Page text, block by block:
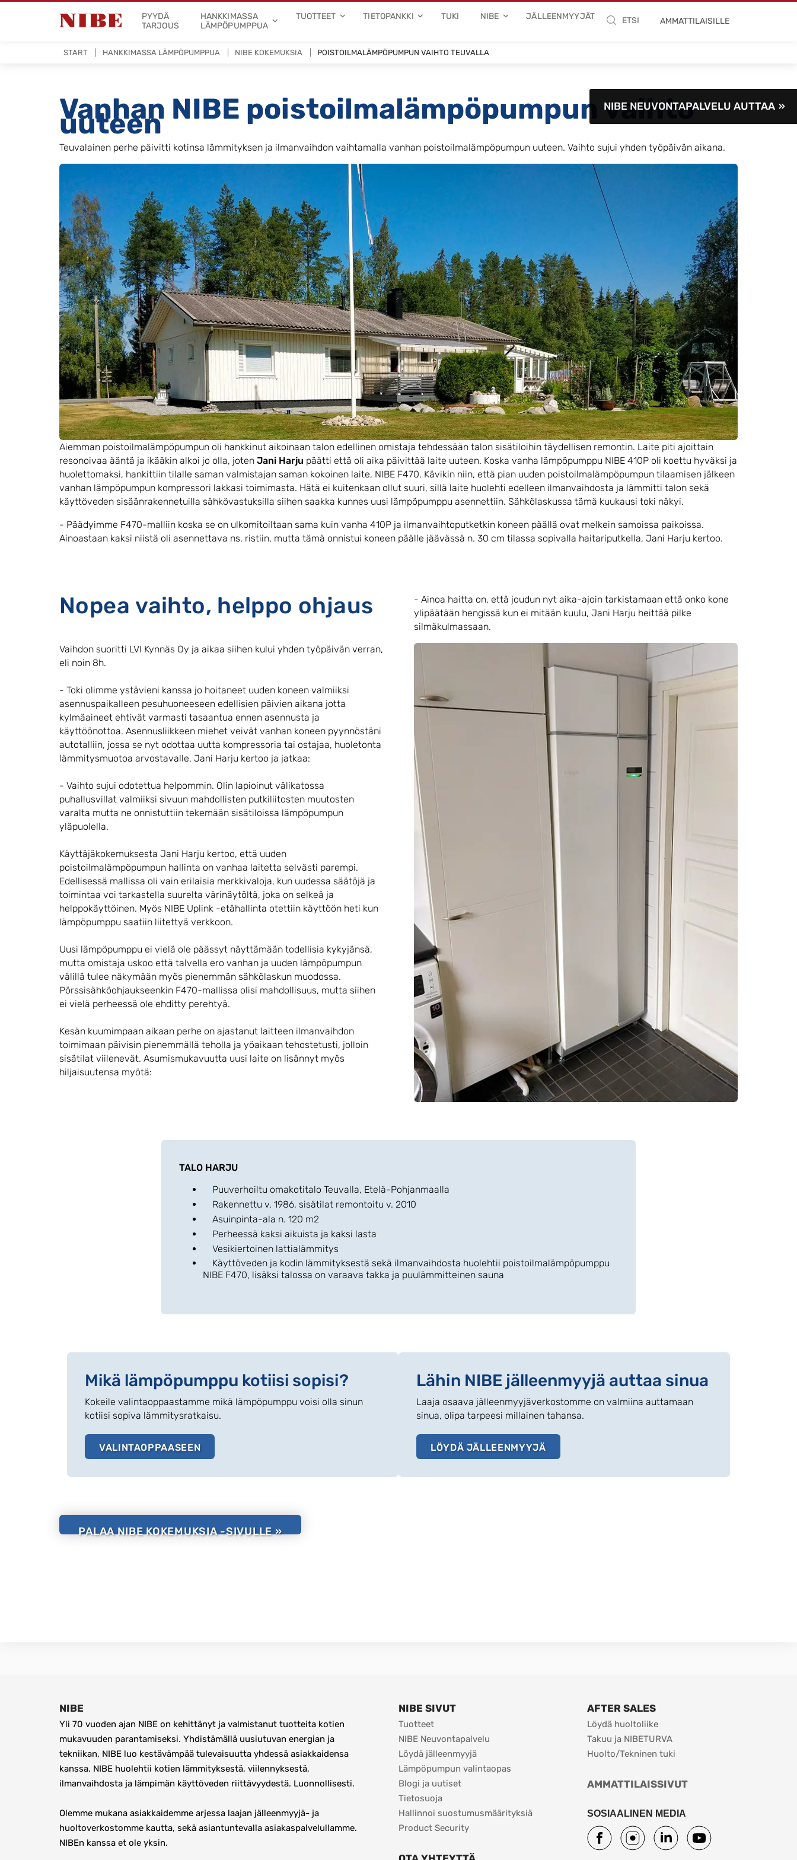
PYYDÄ
TARJOUS
HANKKIMASSA
LÄMPÖPUMPPUA
TUOTTEET TIETOPANKKI TUKI NIBE JÄLLEENMYYJÄT ETSI AMMATTILAISILLE
START HANKKIMASSA LÄMPÖPUMPPUA NIBE KOKEMUKSIA POISTOILMALÄMPÖPUMPUN VAIHTO TEUVALLA
NIBE NEUVONTAPALVELU AUTTAA
Vanhan NIBE poistoilmalämpöpumpun vaihto
uuteen
Teuvalainen perhe päivitti kotinsa lämmityksen ja ilmanvaihdon vaihtamalla vanhan poistoilmalämpöpumpun uuteen. Vaihto sujui yhden työpäivän aikana.
Aiemman poistoilmalämpöpumpun oli hankkinut aikoinaan talon edellinen omistaja tehdessään talon sisätiloihin täydellisen remontin. Laite piti ajoittain
resonoivaa ääntä ja ikääkin alkoi jo olla, joten Jani Harju päätti että oli aika päivittää laite uuteen. Koska vanha lämpöpumppu NIBE 410P oli koettu hyväksi ja
huolettomaksi, hankittiin tilalle saman valmistajan saman kokoinen laite, NIBE F470. Kävikin niin, että pian uuden poistoilmalämpöpumpun tilaamisen jälkeen
vanhan lämpöpumpun kompressori lakkasi toimimasta. Hätä ei kuitenkaan ollut suuri, sillä laite huolehti edelleen ilmanvaihdosta ja lämmitti talon sekä
käyttöveden sisäänrakennetuilla sähkövastuksilla siihen saakka kunnes uusi lämpöpumppu asennettiin. Sähkölaskussa tämä kuukausi toki näkyi.
- Päädyimme F470-malliin koska se on ulkomitoiltaan sama kuin vanha 410P ja ilmanvaihtoputketkin koneen päällä ovat melkein samoissa paikoissa.
Ainoastaan kaksi niistä oli asennettava ns. ristiin, mutta tämä onnistui koneen päälle jäävässä n. 30 cm tilassa sopivalla haitariputkella, Jani Harju kertoo.
Nopea vaihto, helppo ohjaus
Vaihdon suoritti LVI Kynnäs Oy ja aikaa siihen kului yhden työpäivän verran,
eli noin 8h.
- Toki olimme ystävieni kanssa jo hoitaneet uuden koneen valmiiksi
asennuspaikalleen pesuhuoneeseen edellisien päivien aikana jotta
kylmäaineet ehtivät varmasti tasaantua ennen asennusta ja
käyttöönottoa. Asennusliikkeen miehet veivät vanhan koneen pyynnöstäni
autotalliin, jossa se nyt odottaa uutta kompressoria tai ostajaa, huoletonta
lämmitysmuotoa arvostavalle, Jani Harju kertoo ja jatkaa:
- Vaihto sujui odotettua helpommin. Olin lapioinut välikatossa
puhallusvillat valmiiksi sivuun mahdollisten putkiliitosten muutosten
varalta mutta ne onnistuttiin tekemään sisätiloissa lämpöpumpun
yläpuolella.
Käyttäjäkokemuksesta Jani Harju kertoo, että uuden
poistoilmalämpöpumpun hallinta on vanhaa laitetta selvästi parempi.
Edellisessä mallissa oli vain erilaisia merkkivaloja, kun uudessa säätöjä ja
toimintaa voi tarkastella suurelta värinäytöltä, joka on selkeä ja
helppokäyttöinen. Myös NIBE Uplink -etähallinta otettiin käyttöön heti kun
lämpöpumppu saatiin liitettyä verkkoon.
Uusi lämpöpumppu ei vielä ole päässyt näyttämään todellisia kykyjänsä,
mutta omistaja uskoo että talvella ero vanhan ja uuden lämpöpumpun
välillä tulee näkymään myös pienemmän sähkölaskun muodossa.
Pörssisähköohjaukseenkin F470-mallissa olisi mahdollisuus, mutta siihen
ei vielä perheessä ole ehditty perehtyä.
Kesän kuumimpaan aikaan perhe on ajastanut laitteen ilmanvaihdon
toimimaan päivisin pienemmällä teholla ja yöaikaan tehostetusti, jolloin
sisätilat viilenevät. Asumismukavuutta uusi laite on lisännyt myös
hiljaisuutensa myötä:
- Ainoa haitta on, että joudun nyt aika-ajoin tarkistamaan että onko kone
ylipäätään hengissä kun ei mitään kuulu, Jani Harju heittää pilke
silmäkulmassaan.
TALO HARJU
Puuverhoiltu omakotitalo Teuvalla, Etelä-Pohjanmaalla
Rakennettu v. 1986, sisätilat remontoitu v. 2010
Asuinpinta-ala n. 120 m2
Perheessä kaksi aikuista ja kaksi lasta
Vesikiertoinen lattialämmitys
Käyttöveden ja kodin lämmityksestä sekä ilmanvaihdosta huolehtii poistoilmalämpöpumppu
NIBE F470, lisäksi talossa on varaava takka ja puulämmitteinen sauna
Mikä lämpöpumppu kotiisi sopisi?
Kokeile valintaoppaastamme mikä lämpöpumppu voisi olla sinun
kotiisi sopiva lämmitysratkaisu.
VALINTAOPPAASEEN
Lähin NIBE jälleenmyyjä auttaa sinua
Laaja osaava jälleenmyyjäverkostomme on valmiina auttamaan
sinua, olipa tarpeesi millainen tahansa.
LÖYDÄ JÄLLEENMYYJÄ
PALAA NIBE KOKEMUKSIA -SIVULLE »
NIBE
Yli 70 vuoden ajan NIBE on kehittänyt ja valmistanut tuotteita kotien
mukavuuden parantamiseksi. Yhdistämällä uusiutuvan energian ja
tekniikan, NIBE luo kestävämpää tulevaisuutta yhdessä asiakkaidensa
kanssa. NIBE huolehtii kotien lämmityksestä, viilennyksestä,
ilmanvaihdosta ja lämpimän käyttöveden riittävyydestä. Luonnollisesti.
Olemme mukana asiakkaidemme arjessa laajan jälleenmyyjä- ja
huoltoverkostomme kautta, sekä asiantuntevalla asiakaspalvelullamme.
NIBEn kanssa et ole yksin.
NIBE SIVUT
Tuotteet
NIBE Neuvontapalvelu
Löydä jälleenmyyjä
Lämpöpumpun valintaopas
Blogi ja uutiset
Tietosuoja
Hallinnoi suostumusmäärityksiä
Product Security
AFTER SALES
Löydä huoltoliike
Takuu ja NIBETURVA
Huolto/Tekninen tuki
AMMATTILAISSIVUT
SOSIAALINEN MEDIA